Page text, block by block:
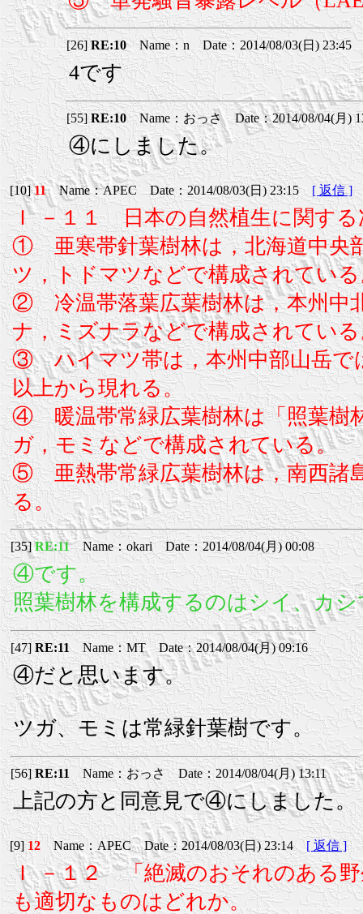
[26]RE:10Name：n Date：2014/08/03(日) 23:45
4です
[55]RE:10Name：おっさ Date：2014/08/04(月)
④にしました。
[10]11Name：APEC Date：2014/08/03(日) 23:15 [ 返信 ]
Ｉ －１１ 日本の自然植生に関す
① 亜寒帯針葉樹林は，北海道中央
ツ，トドマツなどで構成されてい
② 冷温帯落葉広葉樹林は，本州中
ナ，ミズナラなどで構成されてい
③ ハイマツ帯は，本州中部山岳で
以上から現れる。
④ 暖温帯常緑広葉樹林は「照葉樹
ガ，モミなどで構成されている。
⑤ 亜熱帯常緑広葉樹林は，南西諸
る。
[35]RE:11Name：okari Date：2014/08/04(月) 00:08
④です。
照葉樹林を構成するのはシイ、カ
[47]RE:11Name：MT Date：2014/08/04(月) 09:16
④だと思います。
ツガ、モミは常緑針葉樹です。
[56]RE:11 Name：おっさ Date：2014/08/04(月) 13:11
上記の方と同意見で④にしました。
[9]12Name：APEC Date：2014/08/03(日) 23:14[ 返信 ]
Ｉ －１２ 「絶滅のおそれのある野
も適切なものはどれか。